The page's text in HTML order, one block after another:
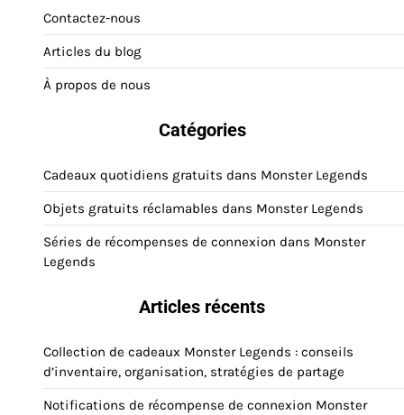
Contactez-nous
Articles du blog
À propos de nous
Catégories
Cadeaux quotidiens gratuits dans Monster Legends
Objets gratuits réclamables dans Monster Legends
Séries de récompenses de connexion dans Monster
Legends
Articles récents
Collection de cadeaux Monster Legends : conseils
d’inventaire, organisation, stratégies de partage
Notifications de récompense de connexion Monster